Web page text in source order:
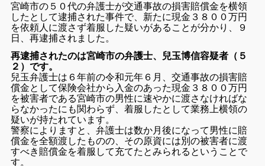
宮崎市の５０代の弁護士が交通事故の損害賠償金を横領
したとして逮捕された事件で、新たに現金３８００万円
を依頼人に渡さず着服した疑いがあることが分かり、９
日、再逮捕されました。
再逮捕されたのは宮崎市の弁護士、兒玉博信容疑者（５
２）です。
兒玉弁護士は６年前の令和元年６月、交通事故の損害賠
償金として保険会社から入金のあった現金３８００万円
を被害者である宮崎市の男性に速やかに渡さなければな
らなかったにも関わらず、着服したとして業務上横領の
疑いが持たれています。
警察によりますと、弁護士は数か月後になって男性に賠
償金を全額渡したものの、その原資には別の被害者に渡
すべき賠償金を着服して充てたとみられるということで
す。